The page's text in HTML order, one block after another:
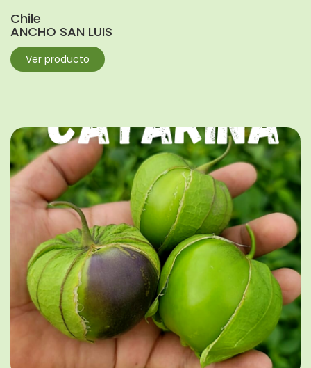
Chile
ANCHO SAN LUIS
Ver producto